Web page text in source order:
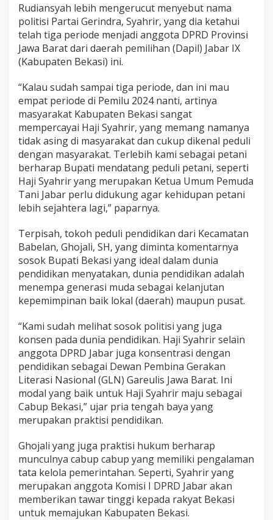
Rudiansyah lebih mengerucut menyebut nama
politisi Partai Gerindra, Syahrir, yang dia ketahui
telah tiga periode menjadi anggota DPRD Provinsi
Jawa Barat dari daerah pemilihan (Dapil) Jabar IX
(Kabupaten Bekasi) ini.
“Kalau sudah sampai tiga periode, dan ini mau
empat periode di Pemilu 2024 nanti, artinya
masyarakat Kabupaten Bekasi sangat
mempercayai Haji Syahrir, yang memang namanya
tidak asing di masyarakat dan cukup dikenal peduli
dengan masyarakat. Terlebih kami sebagai petani
berharap Bupati mendatang peduli petani, seperti
Haji Syahrir yang merupakan Ketua Umum Pemuda
Tani Jabar perlu didukung agar kehidupan petani
lebih sejahtera lagi,” paparnya.
Terpisah, tokoh peduli pendidikan dari Kecamatan
Babelan, Ghojali, SH, yang diminta komentarnya
sosok Bupati Bekasi yang ideal dalam dunia
pendidikan menyatakan, dunia pendidikan adalah
menempa generasi muda sebagai kelanjutan
kepemimpinan baik lokal (daerah) maupun pusat.
“Kami sudah melihat sosok politisi yang juga
konsen pada dunia pendidikan. Haji Syahrir selain
anggota DPRD Jabar juga konsentrasi dengan
pendidikan sebagai Dewan Pembina Gerakan
Literasi Nasional (GLN) Gareulis Jawa Barat. Ini
modal yang baik untuk Haji Syahrir maju sebagai
Cabup Bekasi,” ujar pria tengah baya yang
merupakan praktisi pendidikan.
Ghojali yang juga praktisi hukum berharap
munculnya cabup cabup yang memiliki pengalaman
tata kelola pemerintahan. Seperti, Syahrir yang
merupakan anggota Komisi I DPRD Jabar akan
memberikan tawar tinggi kepada rakyat Bekasi
untuk memajukan Kabupaten Bekasi.